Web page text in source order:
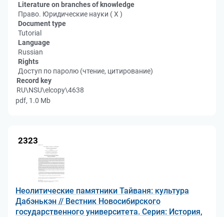
Literature on branches of knowledge
Право. Юридические науки ( Х )
Document type
Tutorial
Language
Russian
Rights
Доступ по паролю (чтение, цитирование)
Record key
RU\NSU\elcopy\4638
pdf, 1.0 Mb
2323
Неолитические памятники Тайваня: культура
Дабэнькэн // Вестник Новосибирского
государственного университета. Серия: История,